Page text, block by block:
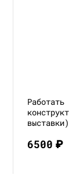
выставки)
6500₽